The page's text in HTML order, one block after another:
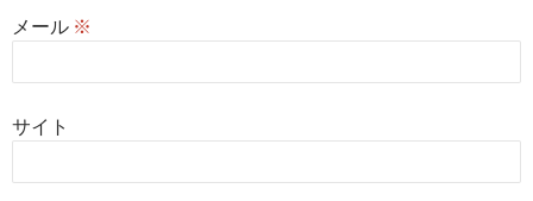
メール ※
サイト